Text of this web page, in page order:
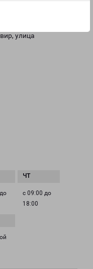
улица
с 09:00 до
18:00